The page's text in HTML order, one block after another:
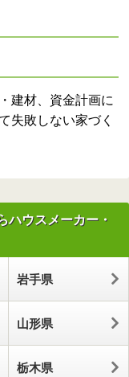
建材、資金計画に
失敗しない家づく
ハウスメーカー・
岩手県
山形県
栃木県